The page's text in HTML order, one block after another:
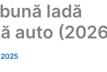
ladă
auto